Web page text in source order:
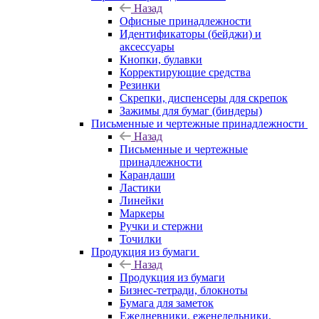
Назад
Офисные принадлежности
Идентификаторы (бейджи) и
аксессуары
Кнопки, булавки
Корректирующие средства
Резинки
Скрепки, диспенсеры для скрепок
Зажимы для бумаг (биндеры)
Письменные и чертежные принадлежности
Назад
Письменные и чертежные
принадлежности
Карандаши
Ластики
Линейки
Маркеры
Ручки и стержни
Точилки
Продукция из бумаги
Назад
Продукция из бумаги
Бизнес-тетради, блокноты
Бумага для заметок
Ежедневники, еженедельники,